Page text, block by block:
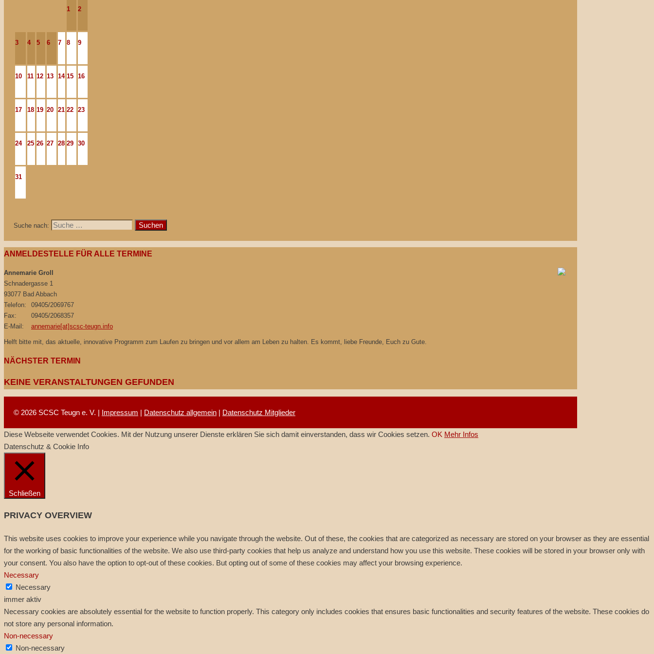
1 2
3 4 5 6 7 8 9
10 11 12 13 14 15 16
17 18 19 20 21 22 23
24 25 26 27 28 29 30
31
Suche nach:
ANMELDESTELLE FÜR ALLE TERMINE
Annemarie Groll
Schnadergasse 1
93077 Bad Abbach
Telefon:
09405/2069767
Fax:
09405/2068357
E-Mail:
annemarie[at]scsc-teugn.info
Helft bitte mit, das aktuelle, innovative Programm zum Laufen zu bringen und vor allem am Leben zu halten. Es kommt, liebe Freunde, Euch zu Gute.
NÄCHSTER TERMIN
KEINE VERANSTALTUNGEN GEFUNDEN
© 2026 SCSC Teugn e. V. | Impressum | Datenschutz allgemein | Datenschutz Mitglieder
Diese Webseite verwendet Cookies. Mit der Nutzung unserer Dienste erklären Sie sich damit einverstanden, dass wir Cookies setzen. OK Mehr Infos
Datenschutz & Cookie Info
Schließen
PRIVACY OVERVIEW
This website uses cookies to improve your experience while you navigate through the website. Out of these, the cookies that are categorized as necessary are stored on your browser as they are essential
for the working of basic functionalities of the website. We also use third-party cookies that help us analyze and understand how you use this website. These cookies will be stored in your browser only with
your consent. You also have the option to opt-out of these cookies. But opting out of some of these cookies may affect your browsing experience.
Necessary
Necessary
immer aktiv
Necessary cookies are absolutely essential for the website to function properly. This category only includes cookies that ensures basic functionalities and security features of the website. These cookies do
not store any personal information.
Non-necessary
Non-necessary